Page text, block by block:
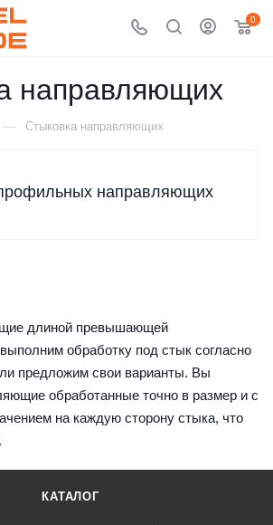
0
направляющих
— Стыковка направляющих
направляющих
длиной превышающей
обработку под стык согласно
предложим свои варианты. Вы
обработанные точно в размер и с
на каждую сторону стыка, что
КАТАЛОГ